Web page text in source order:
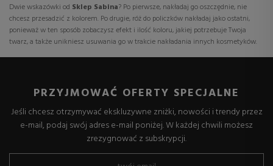
Dwie wskazówki od Sklep Sabina? Po pierwsze, nakładaj go oszczędnie, nie
chcesz przesadzić z kolorem. Po drugie, róż do policzków nakładaj jako ostatni,
ponieważ w ten sposób zobaczysz efekt i ilość koloru, jakiej potrzebuje Twoja
twarz, a także unikniesz usuwania go w trakcie nakładania innych kosmetyków.
PRZYJMOWAĆ OFERTY SPECJALNE
Jeśli chcesz otrzymywać ekskluzywne zniżki, nowości i trendy przez
e-mail, podaj swój adres e-mail poniżej. W każdej chwili możesz
zrezygnować z subskrypcji.